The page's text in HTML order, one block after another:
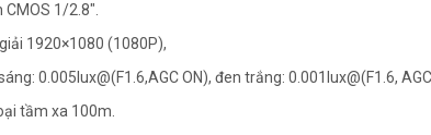
1/2.8″.
1920×1080 (1080P),
0.005lux@(F1.6,AGC ON), đen trắng: 0.001lux@(F1.6, AGC
tầm xa 100m.